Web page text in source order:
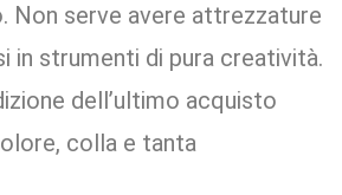
Non serve avere attrezzature
in strumenti di pura creatività.
dell’ultimo acquisto
colla e tanta